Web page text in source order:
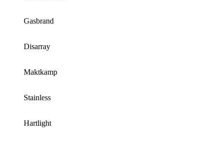
Gasbrand
Disarray
Maktkamp
Stainless
Hartlight